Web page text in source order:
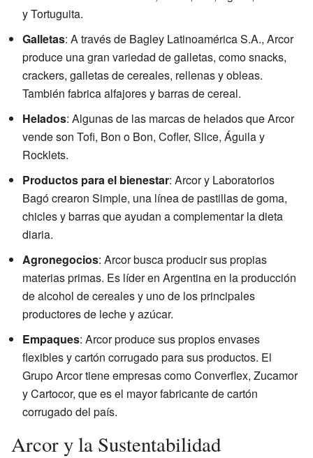
y Tortuguita.
Galletas: A través de Bagley Latinoamérica S.A., Arcor
produce una gran variedad de galletas, como snacks,
crackers, galletas de cereales, rellenas y obleas.
También fabrica alfajores y barras de cereal.
Helados: Algunas de las marcas de helados que Arcor
vende son Tofi, Bon o Bon, Cofler, Slice, Águila y
Rocklets.
Productos para el bienestar: Arcor y Laboratorios
Bagó crearon Simple, una línea de pastillas de goma,
chicles y barras que ayudan a complementar la dieta
diaria.
Agronegocios: Arcor busca producir sus propias
materias primas. Es líder en Argentina en la producción
de alcohol de cereales y uno de los principales
productores de leche y azúcar.
Empaques: Arcor produce sus propios envases
flexibles y cartón corrugado para sus productos. El
Grupo Arcor tiene empresas como Converflex, Zucamor
y Cartocor, que es el mayor fabricante de cartón
corrugado del país.
Arcor y la Sustentabilidad